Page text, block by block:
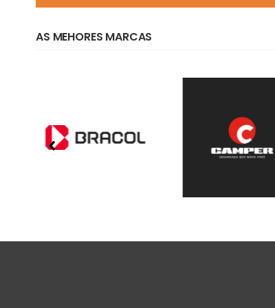
AS MEHORES MARCAS